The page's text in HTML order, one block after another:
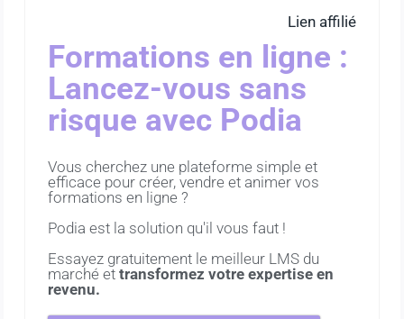
Lien affilié
Formations en ligne :
Lancez-vous sans
risque avec Podia
Vous cherchez une plateforme simple et
efficace pour créer, vendre et animer vos
formations en ligne ?
Podia est la solution qu'il vous faut !
Essayez gratuitement le meilleur LMS du
marché ettransformez votre expertise en
revenu.